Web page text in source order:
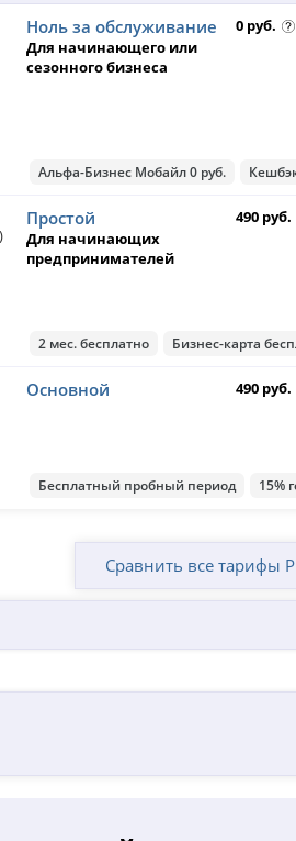
Ноль за обслуживание
Для начинающего или
сезонного бизнеса
0 руб.
Альфа-Бизнес Мобайл 0 руб.
Простой
Для начинающих
предпринимателей
490 руб.
2 мес. бесплатно Бизнес-карта
Основной 490 руб.
Бесплатный пробный период 15%
Сравнить все тарифы